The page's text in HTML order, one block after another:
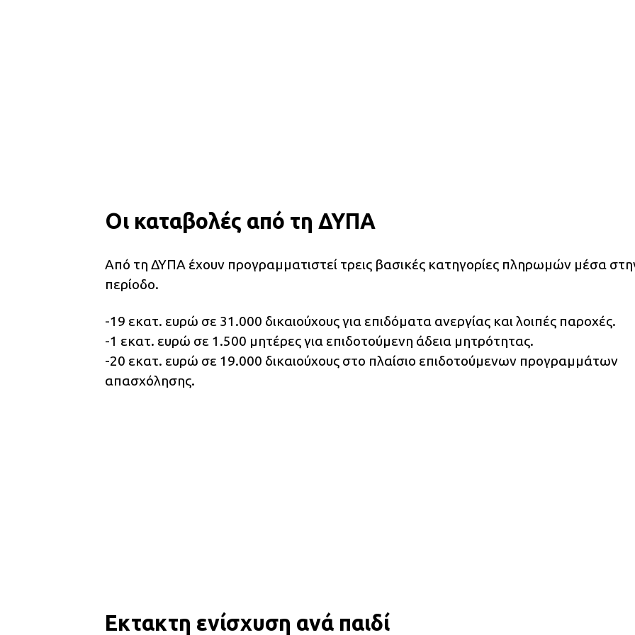
Οι καταβολές από τη ΔΥΠΑ
Από τη ΔΥΠΑ έχουν προγραμματιστεί τρεις βασικές κατηγορίες πληρωμών μέσα
περίοδο.
-19 εκατ. ευρώ σε 31.000 δικαιούχους για επιδόματα ανεργίας και λοιπές παροχές.
-1 εκατ. ευρώ σε 1.500 μητέρες για επιδοτούμενη άδεια μητρότητας.
-20 εκατ. ευρώ σε 19.000 δικαιούχους στο πλαίσιο επιδοτούμενων προγραμμάτων
απασχόλησης.
Εκτακτη ενίσχυση ανά παιδί